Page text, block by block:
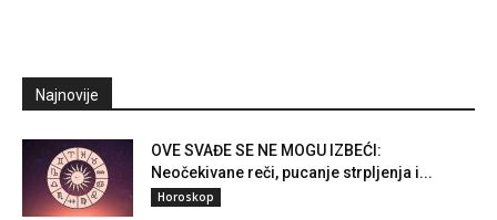
Najnovije
OVE SVAĐE SE NE MOGU IZBEĆI:
Neočekivane reči, pucanje strpljenja i...
Horoskop